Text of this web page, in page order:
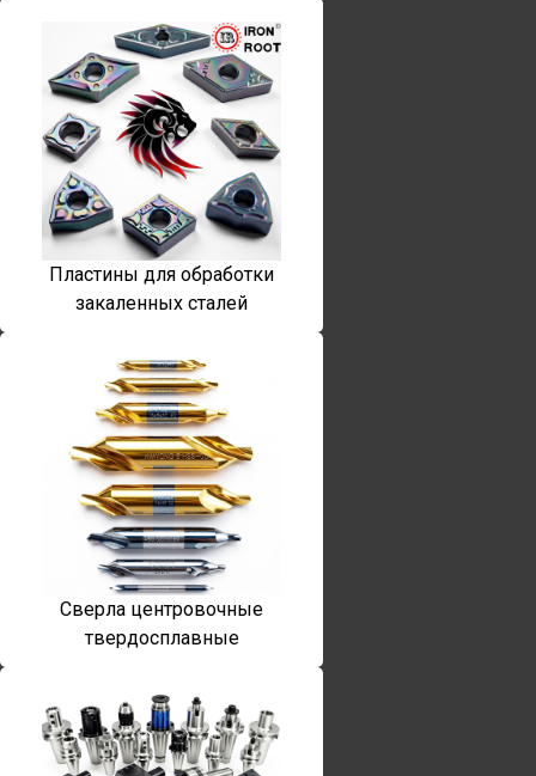
Пластины для обработки
закаленных сталей
Сверла центровочные
твердосплавные